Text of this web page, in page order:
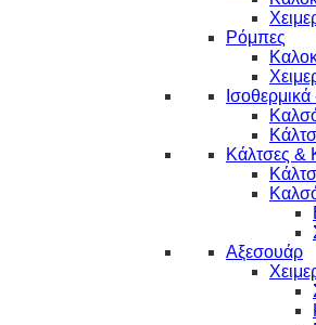
Ρόμπες
Κάλτσες &
Αξεσουάρ